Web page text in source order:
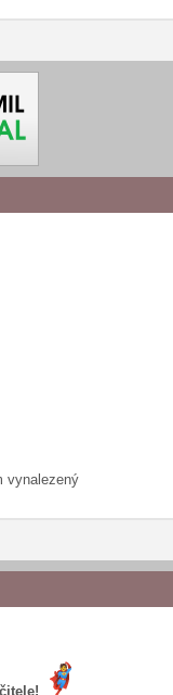
vynalezený